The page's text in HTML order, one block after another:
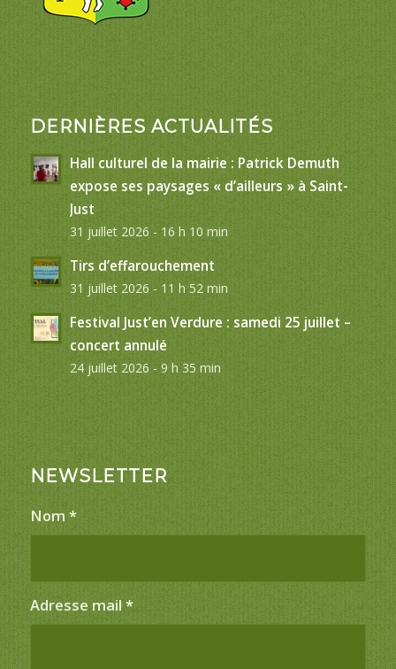
DERNIÈRES ACTUALITÉS
Hall culturel de la mairie : Patrick Demuth
expose ses paysages « d’ailleurs » à Saint-
Just
31 juillet 2026 - 16 h 10 min
Tirs d’effarouchement
31 juillet 2026 - 11 h 52 min
Festival Just’en Verdure : samedi 25 juillet –
concert annulé
24 juillet 2026 - 9 h 35 min
NEWSLETTER
Nom *
Adresse mail *